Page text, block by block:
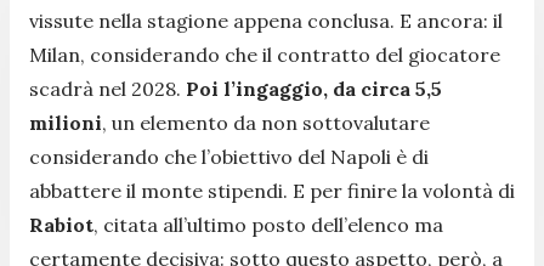
vissute nella stagione appena conclusa. E ancora: il
Milan, considerando che il contratto del giocatore
scadrà nel 2028. Poi l’ingaggio, da circa 5,5
milioni, un elemento da non sottovalutare
considerando che l’obiettivo del Napoli è di
abbattere il monte stipendi. E per finire la volontà di
Rabiot, citata all’ultimo posto dell’elenco ma
certamente decisiva: sotto questo aspetto, però, a